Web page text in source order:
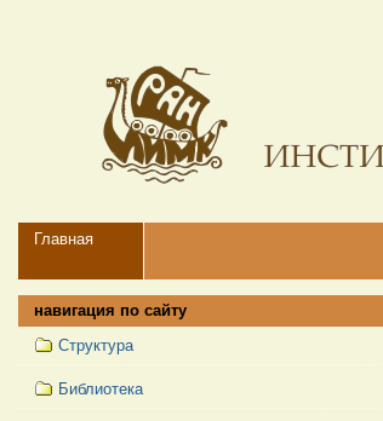
навигации
Navigation
Главная
навигация по сайту
Структура
Библиотека